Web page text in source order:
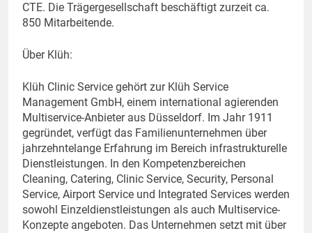
CTE. Die Trägergesellschaft beschäftigt zurzeit ca.
850 Mitarbeitende.
Über Klüh:
Klüh Clinic Service gehört zur Klüh Service
Management GmbH, einem international agierenden
Multiservice-Anbieter aus Düsseldorf. Im Jahr 1911
gegründet, verfügt das Familienunternehmen über
jahrzehntelange Erfahrung im Bereich infrastrukturelle
Dienstleistungen. In den Kompetenzbereichen
Cleaning, Catering, Clinic Service, Security, Personal
Service, Airport Service und Integrated Services werden
sowohl Einzeldienstleistungen als auch Multiservice-
Konzepte angeboten. Das Unternehmen setzt mit über